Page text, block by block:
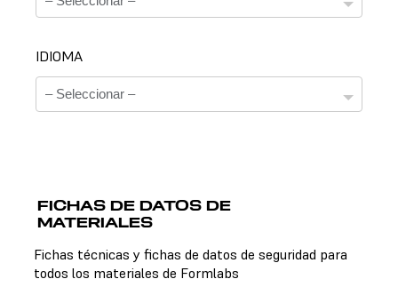
IDIOMA
No hay una ficha técnica disponible para el material
FICHAS DE DATOS DE
MATERIALES
Fichas técnicas y fichas de datos de seguridad para
todos los materiales de Formlabs